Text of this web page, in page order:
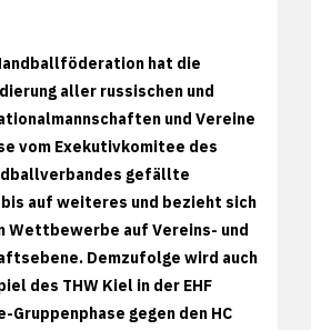
hat die
aller russischen und
und Vereine
vom Exekutivkomitee des
gefällte
auf weiteres und bezieht sich
Wettbewerbe auf Vereins- und
Demzufolge wird auch
des THW Kiel in der EHF
Gruppenphase gegen den HC